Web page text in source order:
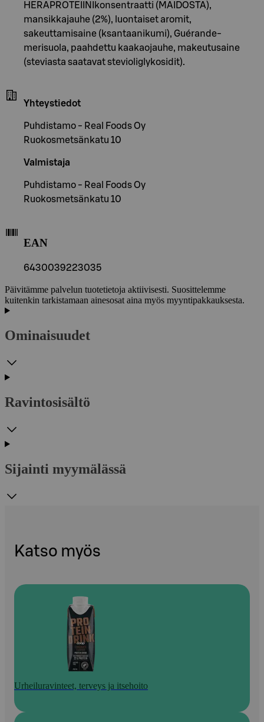
HERAPROTEIINIkonsentraatti (MAIDOSTA),
mansikkajauhe (2%), luontaiset aromit,
sakeuttamisaine (ksantaanikumi), Guérande-
merisuola, paahdettu kaakaojauhe, makeutusaine
(steviasta saatavat stevioliglykosidit).
Yhteystiedot
Puhdistamo - Real Foods Oy
Ruokosmetsänkatu 10
Valmistaja
Puhdistamo - Real Foods Oy
Ruokosmetsänkatu 10
EAN
6430039223035
Päivitämme palvelun tuotetietoja aktiivisesti. Suosittelemme
kuitenkin tarkistamaan ainesosat aina myös myyntipakkauksesta.
Ominaisuudet
Ravintosisältö
Sijainti myymälässä
Katso myös
Urheiluravinteet, terveys ja itsehoito